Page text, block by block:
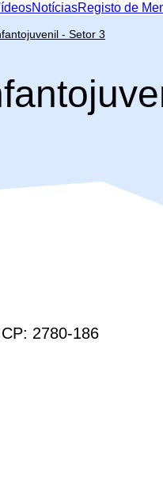
NotíciasRegisto de
- Setor 3
2780-186